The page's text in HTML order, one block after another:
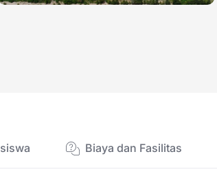
Biaya dan Fasilitas